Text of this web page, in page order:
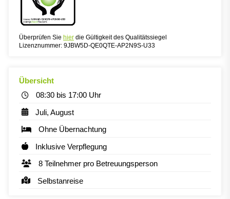
Überprüfen Sie hier die Gültigkeit des Qualitätssiegel
Lizenznummer: 9JBW5D-QE0QTE-AP2N9S-U33
Übersicht
08:30 bis 17:00 Uhr
Juli, August
Ohne Übernachtung
Inklusive Verpflegung
8 Teilnehmer pro Betreuungsperson
Selbstanreise